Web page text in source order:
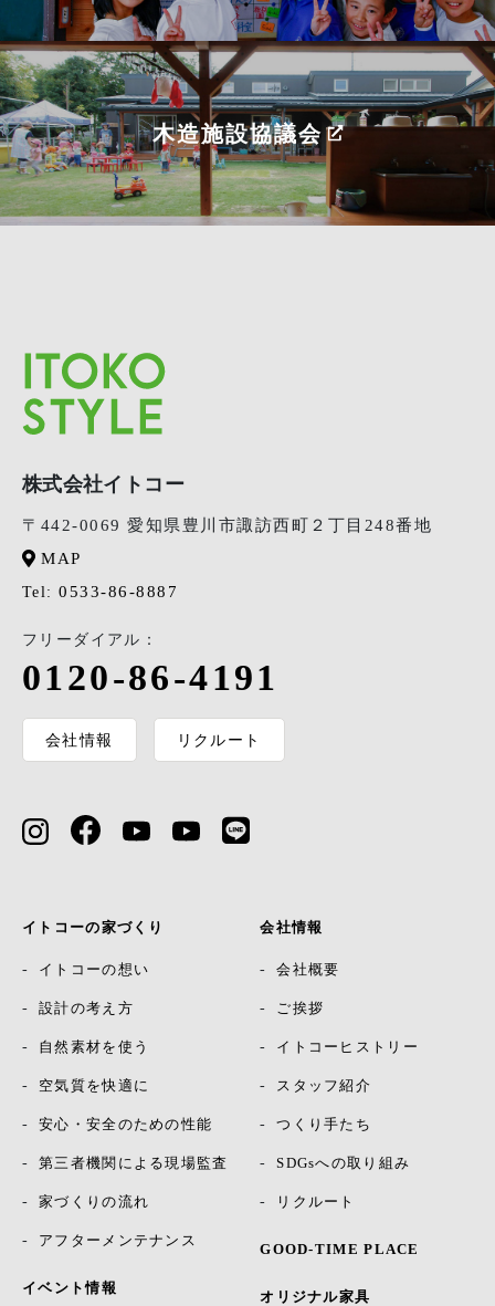
木造施設協議会
株式会社イトコー
〒442-0069 愛知県豊川市諏訪西町２丁目248番地
MAP
Tel: 0533-86-8887
フリーダイアル：
0120-86-4191
会社情報 リクルート
イトコーの家づくり
イトコーの想い
設計の考え方
自然素材を使う
空気質を快適に
安心・安全のための性能
第三者機関による現場監査
家づくりの流れ
アフターメンテナンス
イベント情報
会社情報
会社概要
ご挨拶
イトコーヒストリー
スタッフ紹介
つくり手たち
SDGsへの取り組み
リクルート
GOOD-TIME PLACE
オリジナル家具